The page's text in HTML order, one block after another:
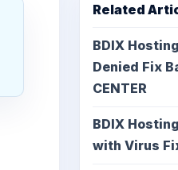
Related
BDIX
Denied Fix
CENTER
BDIX
with Virus